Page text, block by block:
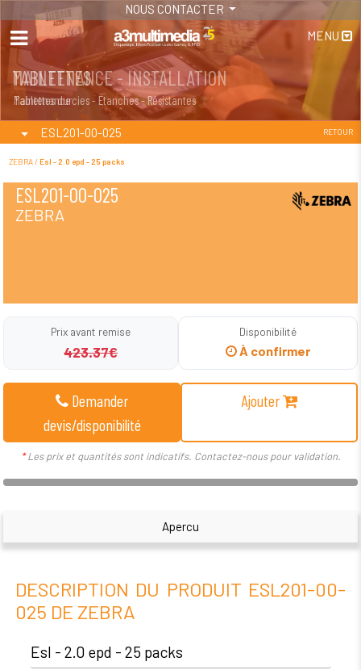
NOUS CONTACTER
MENU
MAINTENANCE - INSTALLATION
Maintenance
TABLETTES
Tablettes durcies - Étanches - Résistantes
ESL201-00-025 RETOUR
ZEBRA /Esl - 2.0 epd - 25 packs
ESL201-00-025
ZEBRA
Prix avant remise
423.37€
Disponibilité
À confirmer
Demander
devis/disponibilité
Ajouter
*Les prix et quantités sont indicatifs. Contactez-nous pour validation.
Apercu
DESCRIPTION DU PRODUIT ESL201-00-
025 DE ZEBRA
Esl - 2.0 epd - 25 packs